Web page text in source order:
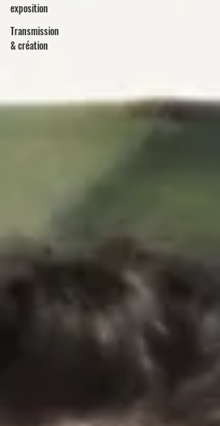
exposition
Transmission
& création